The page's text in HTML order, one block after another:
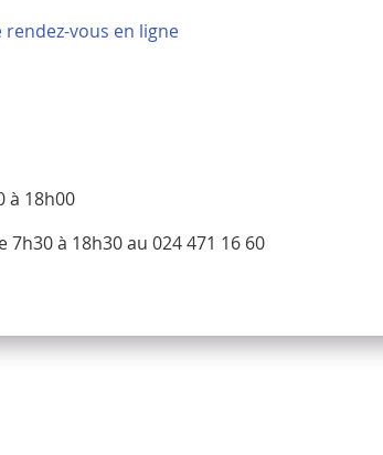
vous en ligne
à 18h00
à 18h30 au 024 471 16 60